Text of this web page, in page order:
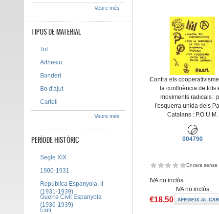
Contra els
la confluència de tots
moviments radicals :
l'esquerra unida dels
Catalans : P.O.U.M.
004790
Encara sense
IVA no inclòs
IVA no inclòs
€18,50
Veure més
TIPUS DE MATERIAL
Tot
Adhesiu
Banderí
Bo d'ajut
Cartell
Veure més
PERÍODE HISTÒRIC
Segle XIX
1900-1931
República Espanyola, II
(1931-1939)
Guerra Civil Espanyola
(1936-1939)
Exili